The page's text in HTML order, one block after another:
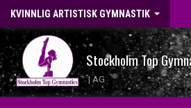
KVINNLIG ARTISTISK GYMNASTIK
Stockholm Top
| AG